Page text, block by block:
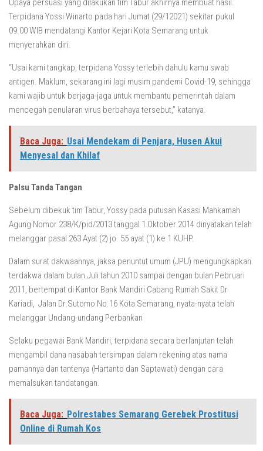
Upaya persuasi yang dilakukan tim Tabur akhirnya membuat hasil.
Terpidana Yossi Winarto pada hari Jumat (29/12021) sekitar pukul
09.00 WIB mendatangi Kantor Kejari Kota Semarang untuk
menyerahkan diri.
“Usai kami tangkap, terpidana Yossy terlebih dahulu kamu swab
antigen. Maklum, sekarang ini lagi musim pandemi Covid-19, sehingga
kami wajib untuk berjaga-jaga untuk membantu pemerintah dalam
mencegah penularan virus berbahaya tersebut,” katanya.
Baca Juga: Usai Mendekam di Penjara, Husen Akui
Menyesal dan Khilaf
Palsu Tanda Tangan
Sebelum dibekuk tim Tabur, Yossy pada putusan Kasasi Mahkamah
Agung Nomor 238/K/pid/2013 tanggal 1 Oktober 2014 dinyatakan telah
melanggar pasal 263 Ayat (2) jo. 55 ayat (1) ke 1 KUHP.
Dalam surat dakwaannya, jaksa penuntut umum (JPU) mengungkapkan
terdakwa dalam bulan Juli tahun 2010 sampai dengan bulan Pebruari
2011, bertempat di Kantor Bank Mandiri Cabang Rumah Sakit Dr
Kariadi, Jalan Dr.Sutomo No.16 Kota Semarang, nyata-nyata telah
melanggar Undang-undang Perbankan
Selaku pegawai Bank Mandiri, terpidana secara berlanjutan telah
mengambil dana nasabah tersimpan dalam rekening atas nama
pamannya dan tantenya (Hartanto dan Saptawati) dengan cara
memalsukan tandatangan.
Baca Juga: Polrestabes Semarang Gerebek Prostitusi
Online di Rumah Kos